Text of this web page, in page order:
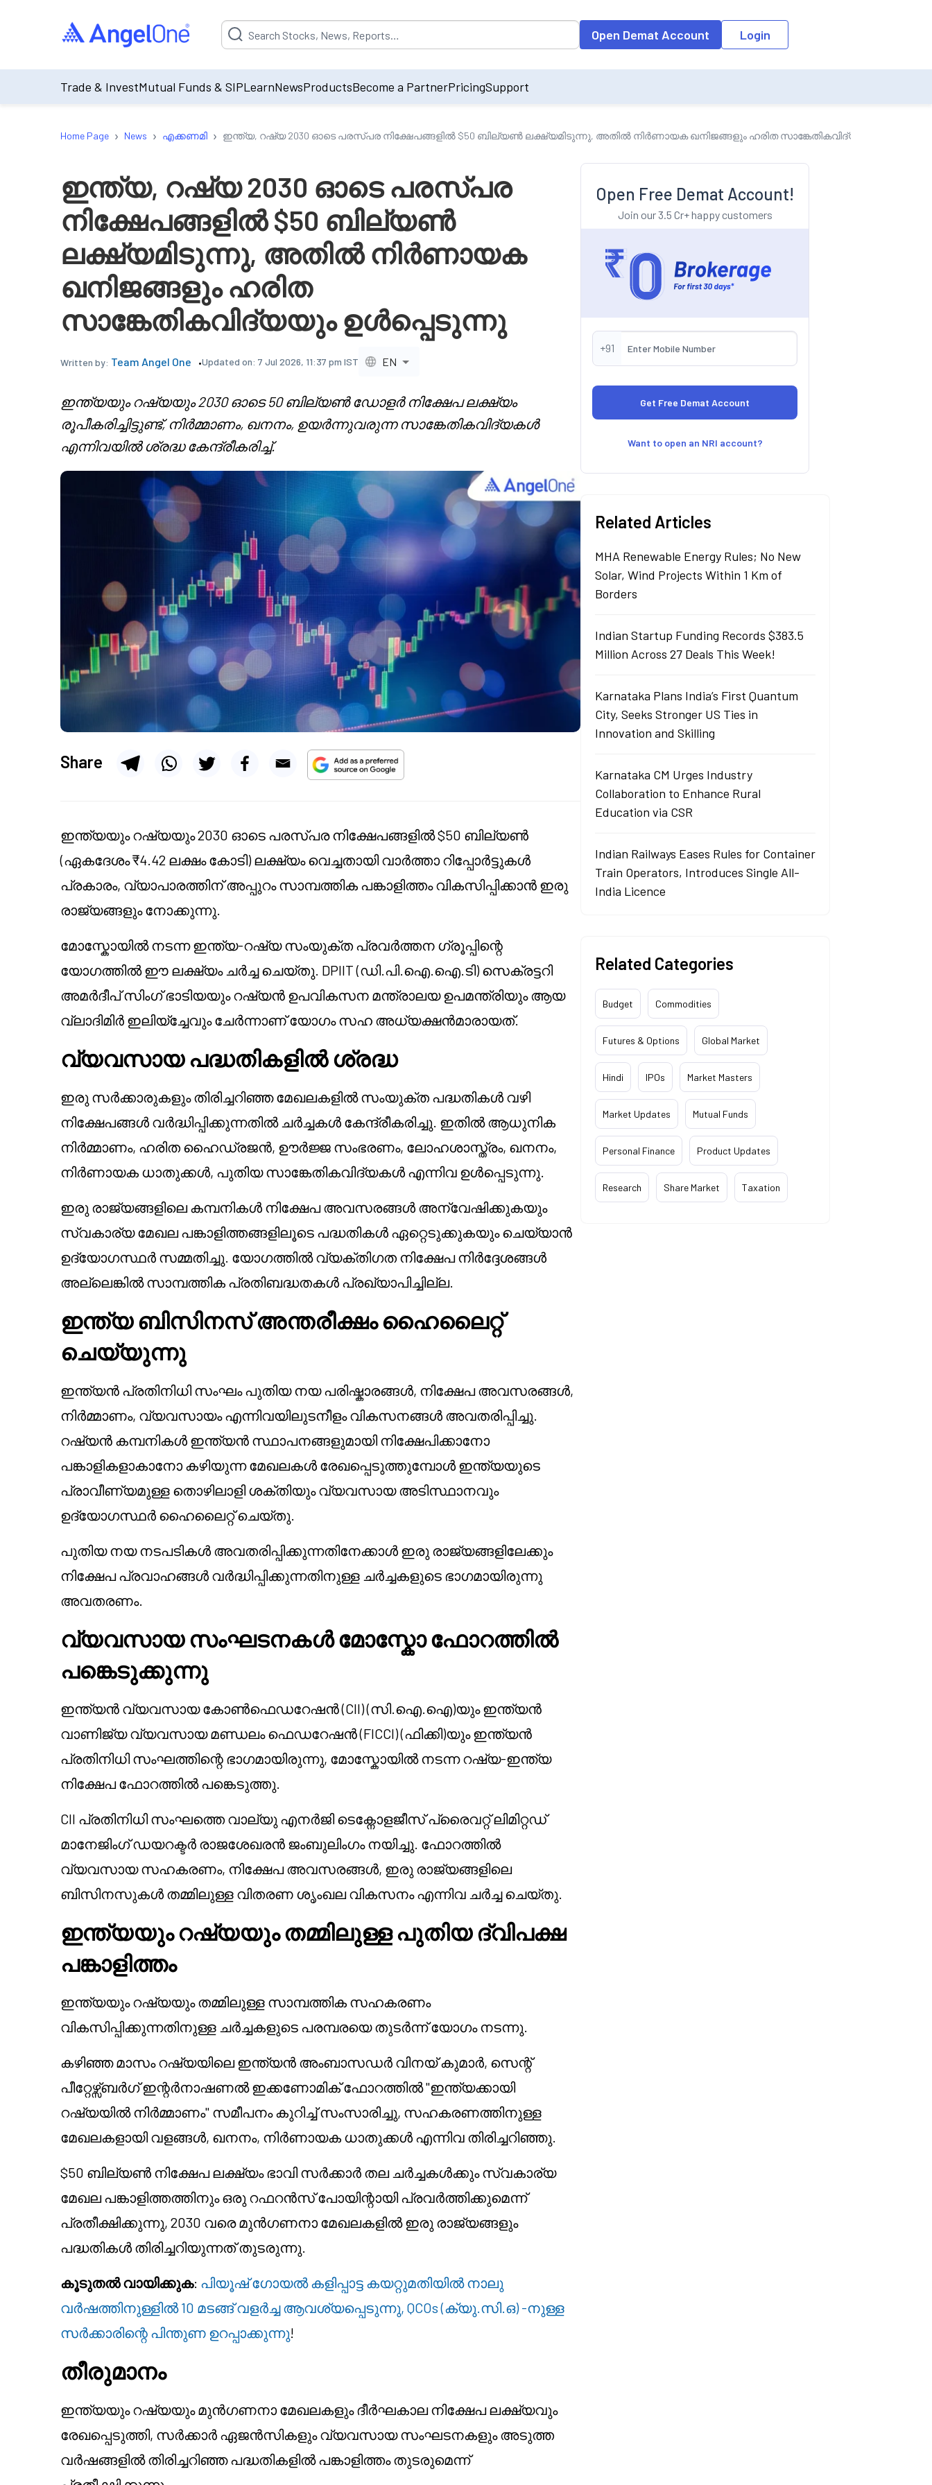
Suggestion will be populated by default on accessing the input field. On entering data into the input field, the suggestion list will be updated as per the
Open Demat Account Login
Trade & InvestMutual Funds & SIPLearnNewsProductsBecome a PartnerPricingSupport
Home Page › News › എക്കണമി › ഇന്ത്യ, റഷ്യ 2030 ഓടെ പരസ്പര നിക്ഷേപങ്ങളിൽ $50 ബില്യൺ ലക്ഷ്യമിടുന്നു, അതിൽ നിർണായക ഖനിജങ്ങളും ഹരിത സാങ്കേതികവിദ്യയും
ഇന്ത്യ, റഷ്യ 2030 ഓടെ പരസ്പര
നിക്ഷേപങ്ങളിൽ $50 ബില്യൺ
ലക്ഷ്യമിടുന്നു, അതിൽ നിർണായക
ഖനിജങ്ങളും ഹരിത
സാങ്കേതികവിദ്യയും ഉൾപ്പെടുന്നു
Written by: Team Angel One Updated on: 7 Jul 2026, 11:37 pm IST EN
ഇന്ത്യയും റഷ്യയും 2030 ഓടെ 50 ബില്യൺ ഡോളർ നിക്ഷേപ ലക്ഷ്യം
രൂപീകരിച്ചിട്ടുണ്ട്, നിർമ്മാണം, ഖനനം, ഉയർന്നുവരുന്ന സാങ്കേതികവിദ്യകൾ
എന്നിവയിൽ ശ്രദ്ധ കേന്ദ്രീകരിച്ച്.
Share
ഇന്ത്യയും റഷ്യയും 2030 ഓടെ പരസ്പര നിക്ഷേപങ്ങളിൽ $50 ബില്യൺ
(ഏകദേശം ₹4.42 ലക്ഷം കോടി) ലക്ഷ്യം വെച്ചതായി വാർത്താ റിപ്പോർട്ടുകൾ
പ്രകാരം, വ്യാപാരത്തിന് അപ്പുറം സാമ്പത്തിക പങ്കാളിത്തം വികസിപ്പിക്കാൻ ഇരു
രാജ്യങ്ങളും നോക്കുന്നു.
മോസ്കോയിൽ നടന്ന ഇന്ത്യ-റഷ്യ സംയുക്ത പ്രവർത്തന ഗ്രൂപ്പിന്റെ
യോഗത്തിൽ ഈ ലക്ഷ്യം ചർച്ച ചെയ്തു. DPIIT (ഡി.പി.ഐ.ഐ.ടി) സെക്രട്ടറി
അമർദീപ് സിംഗ് ഭാടിയയും റഷ്യൻ ഉപവികസന മന്ത്രാലയ ഉപമന്ത്രിയും ആയ
വ്ലാദിമിർ ഇലിയ്ച്ചേവും ചേർന്നാണ് യോഗം സഹ അധ്യക്ഷൻമാരായത്.
വ്യവസായ പദ്ധതികളിൽ ശ്രദ്ധ
ഇരു സർക്കാരുകളും തിരിച്ചറിഞ്ഞ മേഖലകളിൽ സംയുക്ത പദ്ധതികൾ വഴി
നിക്ഷേപങ്ങൾ വർദ്ധിപ്പിക്കുന്നതിൽ ചർച്ചകൾ കേന്ദ്രീകരിച്ചു. ഇതിൽ ആധുനിക
നിർമ്മാണം, ഹരിത ഹൈഡ്രജൻ, ഊർജ്ജ സംഭരണം, ലോഹശാസ്ത്രം, ഖനനം,
നിർണായക ധാതുക്കൾ, പുതിയ സാങ്കേതികവിദ്യകൾ എന്നിവ ഉൾപ്പെടുന്നു.
ഇരു രാജ്യങ്ങളിലെ കമ്പനികൾ നിക്ഷേപ അവസരങ്ങൾ അന്വേഷിക്കുകയും
സ്വകാര്യ മേഖല പങ്കാളിത്തങ്ങളിലൂടെ പദ്ധതികൾ ഏറ്റെടുക്കുകയും ചെയ്യാൻ
ഉദ്യോഗസ്ഥർ സമ്മതിച്ചു. യോഗത്തിൽ വ്യക്തിഗത നിക്ഷേപ നിർദ്ദേശങ്ങൾ
അല്ലെങ്കിൽ സാമ്പത്തിക പ്രതിബദ്ധതകൾ പ്രഖ്യാപിച്ചില്ല.
ഇന്ത്യ ബിസിനസ് അന്തരീക്ഷം ഹൈലൈറ്റ്
ചെയ്യുന്നു
ഇന്ത്യൻ പ്രതിനിധി സംഘം പുതിയ നയ പരിഷ്കാരങ്ങൾ, നിക്ഷേപ അവസരങ്ങൾ,
നിർമ്മാണം, വ്യവസായം എന്നിവയിലുടനീളം വികസനങ്ങൾ അവതരിപ്പിച്ചു.
റഷ്യൻ കമ്പനികൾ ഇന്ത്യൻ സ്ഥാപനങ്ങളുമായി നിക്ഷേപിക്കാനോ
പങ്കാളികളാകാനോ കഴിയുന്ന മേഖലകൾ രേഖപ്പെടുത്തുമ്പോൾ ഇന്ത്യയുടെ
പ്രാവീണ്യമുള്ള തൊഴിലാളി ശക്തിയും വ്യവസായ അടിസ്ഥാനവും
ഉദ്യോഗസ്ഥർ ഹൈലൈറ്റ് ചെയ്തു.
പുതിയ നയ നടപടികൾ അവതരിപ്പിക്കുന്നതിനേക്കാൾ ഇരു രാജ്യങ്ങളിലേക്കും
നിക്ഷേപ പ്രവാഹങ്ങൾ വർദ്ധിപ്പിക്കുന്നതിനുള്ള ചർച്ചകളുടെ ഭാഗമായിരുന്നു
അവതരണം.
വ്യവസായ സംഘടനകൾ മോസ്കോ ഫോറത്തിൽ
പങ്കെടുക്കുന്നു
ഇന്ത്യൻ വ്യവസായ കോൺഫെഡറേഷൻ (CII) (സി.ഐ.ഐ)യും ഇന്ത്യൻ
വാണിജ്യ വ്യവസായ മണ്ഡലം ഫെഡറേഷൻ (FICCI) (ഫിക്കി)യും ഇന്ത്യൻ
പ്രതിനിധി സംഘത്തിന്റെ ഭാഗമായിരുന്നു, മോസ്കോയിൽ നടന്ന റഷ്യ-ഇന്ത്യ
നിക്ഷേപ ഫോറത്തിൽ പങ്കെടുത്തു.
CII പ്രതിനിധി സംഘത്തെ വാല്യു എനർജി ടെക്നോളജീസ് പ്രൈവറ്റ് ലിമിറ്റഡ്
മാനേജിംഗ് ഡയറക്ടർ രാജശേഖരൻ ജംബുലിംഗം നയിച്ചു. ഫോറത്തിൽ
വ്യവസായ സഹകരണം, നിക്ഷേപ അവസരങ്ങൾ, ഇരു രാജ്യങ്ങളിലെ
ബിസിനസുകൾ തമ്മിലുള്ള വിതരണ ശൃംഖല വികസനം എന്നിവ ചർച്ച ചെയ്തു.
ഇന്ത്യയും റഷ്യയും തമ്മിലുള്ള പുതിയ ദ്വിപക്ഷ
പങ്കാളിത്തം
ഇന്ത്യയും റഷ്യയും തമ്മിലുള്ള സാമ്പത്തിക സഹകരണം
വികസിപ്പിക്കുന്നതിനുള്ള ചർച്ചകളുടെ പരമ്പരയെ തുടർന്ന് യോഗം നടന്നു.
കഴിഞ്ഞ മാസം റഷ്യയിലെ ഇന്ത്യൻ അംബാസഡർ വിനയ് കുമാർ, സെന്റ്
പീറ്റേഴ്സ്ബർഗ് ഇന്റർനാഷണൽ ഇക്കണോമിക് ഫോറത്തിൽ "ഇന്ത്യക്കായി
റഷ്യയിൽ നിർമ്മാണം" സമീപനം കുറിച്ച് സംസാരിച്ചു, സഹകരണത്തിനുള്ള
മേഖലകളായി വളങ്ങൾ, ഖനനം, നിർണായക ധാതുക്കൾ എന്നിവ തിരിച്ചറിഞ്ഞു.
$50 ബില്യൺ നിക്ഷേപ ലക്ഷ്യം ഭാവി സർക്കാർ തല ചർച്ചകൾക്കും സ്വകാര്യ
മേഖല പങ്കാളിത്തത്തിനും ഒരു റഫറൻസ് പോയിന്റായി പ്രവർത്തിക്കുമെന്ന്
പ്രതീക്ഷിക്കുന്നു, 2030 വരെ മുൻഗണനാ മേഖലകളിൽ ഇരു രാജ്യങ്ങളും
പദ്ധതികൾ തിരിച്ചറിയുന്നത് തുടരുന്നു.
കൂടുതൽ വായിക്കുക: പിയൂഷ് ഗോയൽ കളിപ്പാട്ട കയറ്റുമതിയിൽ നാലു
വർഷത്തിനുള്ളിൽ 10 മടങ്ങ് വളർച്ച ആവശ്യപ്പെടുന്നു, QCOs (ക്യു.സി.ഒ) -നുള്ള
സർക്കാരിന്റെ പിന്തുണ ഉറപ്പാക്കുന്നു!
തീരുമാനം
ഇന്ത്യയും റഷ്യയും മുൻഗണനാ മേഖലകളും ദീർഘകാല നിക്ഷേപ ലക്ഷ്യവും
രേഖപ്പെടുത്തി, സർക്കാർ ഏജൻസികളും വ്യവസായ സംഘടനകളും അടുത്ത
വർഷങ്ങളിൽ തിരിച്ചറിഞ്ഞ പദ്ധതികളിൽ പങ്കാളിത്തം തുടരുമെന്ന്
Open Free Demat Account!
Join our 3.5 Cr+ happy customers
+91
Want to open an NRI account?
Related Articles
MHA Renewable Energy Rules; No New
Solar, Wind Projects Within 1 Km of
Borders
Indian Startup Funding Records $383.5
Million Across 27 Deals This Week!
Karnataka Plans India’s First Quantum
City, Seeks Stronger US Ties in
Innovation and Skilling
Karnataka CM Urges Industry
Collaboration to Enhance Rural
Education via CSR
Indian Railways Eases Rules for Container
Train Operators, Introduces Single All-
India Licence
Related Categories
Budget Commodities
Futures & Options Global Market
Hindi IPOs Market Masters
Market Updates Mutual Funds
Personal Finance Product Updates
Research Share Market Taxation